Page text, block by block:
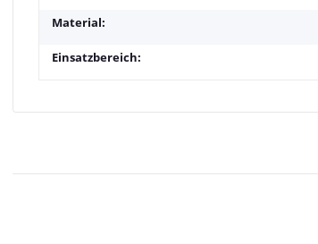
Material:
Einsatzbereich: